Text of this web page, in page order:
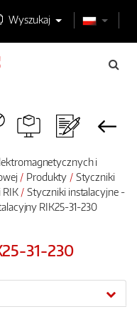
Wyszukaj
i
Produkty
Styczniki
RIK
Styczniki instalacyjne -
RIK25-31-230
31-230